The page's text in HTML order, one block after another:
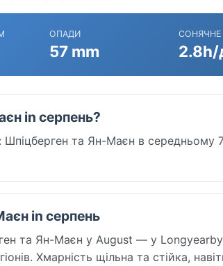
ОПАДИ
57 mm
СОНЯЧНЕ
2.8h/
in серпень?
та Ян-Маєн в середньому
in серпень
та Ян-Маєн у August — у
Хмарність щільна та стійка,